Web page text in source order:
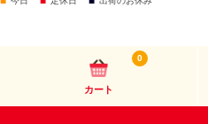
カート
0